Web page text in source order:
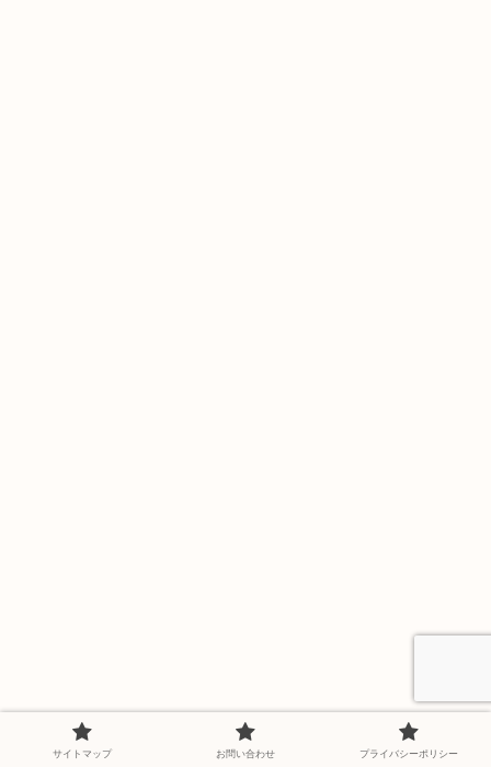
サイトマップ お問い合わせ プライバシーポリシー